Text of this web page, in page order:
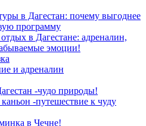
в Дагестан: почему выгоднее
программу
в Дагестане: адреналин,
эмоции!
и адреналин
-чудо природы!
-путешествие к чуду
в Чечне!